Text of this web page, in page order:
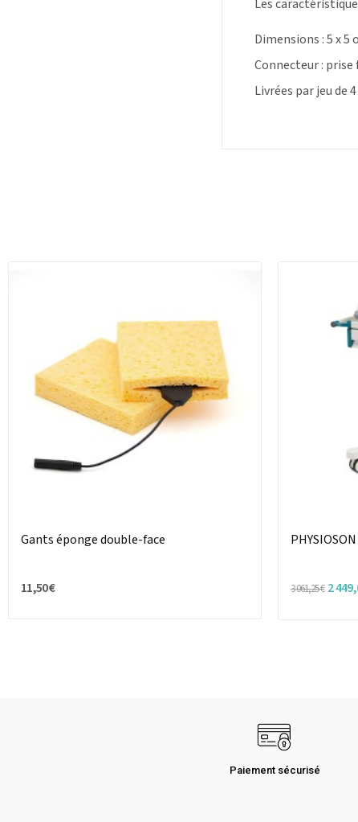
Les
Dimensions : 5 x 5
Connecteur :
Livrées par jeu de
Gants éponge double-face
11,50 € 3 061,25 € 2
Paiement sécurisé